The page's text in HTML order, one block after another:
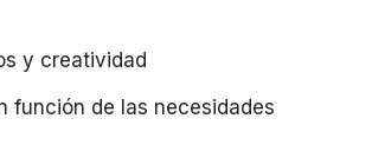
y creatividad
función de las necesidades